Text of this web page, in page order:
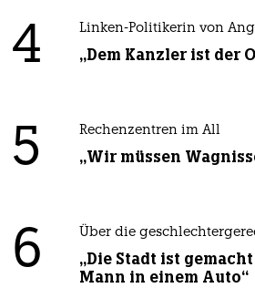
4 Linken-Politikerin von
„Dem Kanzler ist der
5 Rechenzentren im All
„Wir müssen
6 Über die
„Die Stadt ist
Mann in einem Auto“